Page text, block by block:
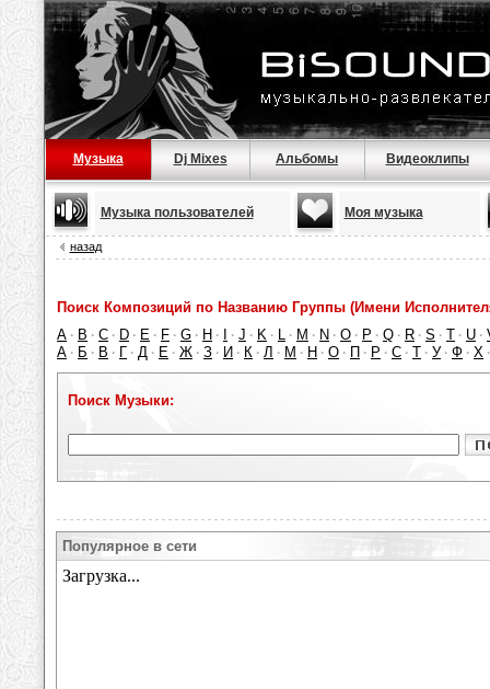
Музыка Dj Mixes Альбомы Видеоклипы
Музыка пользователей Моя музыка
назад
Поиск Композиций по Названию Группы (Имени
A · B · C · D · E · F · G · H · · J · K · L · M · N · O · P · Q · R · S · T · U ·
А · Б · В · Г · Д · Е · Ж · З · И · К · Л · М · Н · О · П · Р · С · Т · У · Ф · Х
Поиск Музыки:
Популярное в сети